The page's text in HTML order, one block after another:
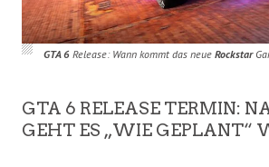
GTA 6Release: Wann kommt das neue Rockstar
GTA 6 RELEASE TERMIN:
GEHT ES „WIE GEPLANT“